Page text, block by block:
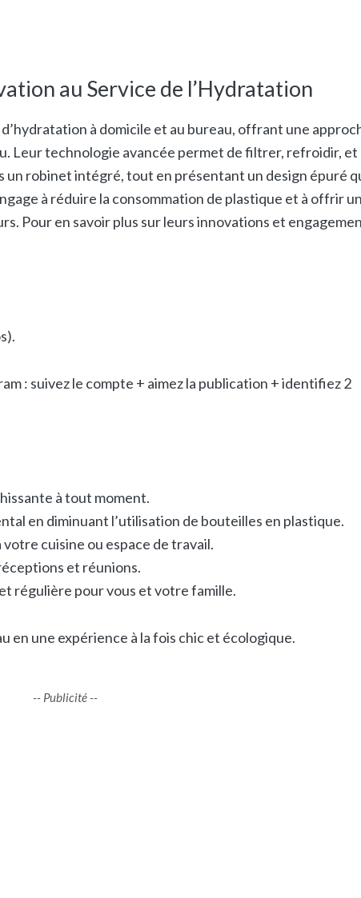
au Service de l’Hydratation
à domicile et au bureau, offrant une
Leur technologie avancée permet de filtrer, refroidir, et
un robinet intégré, tout en présentant un design épuré
à réduire la consommation de plastique et à offrir
Pour en savoir plus sur leurs innovations et
: suivez le compte + aimez la publication + identifiez 2
à tout moment.
en diminuant l’utilisation de bouteilles en plastique.
cuisine ou espace de travail.
et réunions.
régulière pour vous et votre famille.
en une expérience à la fois chic et écologique.
-- Publicité --